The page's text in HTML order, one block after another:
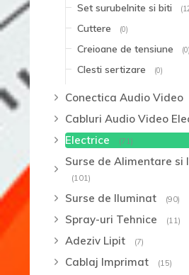
Set surubelnite si biti
Cuttere (0)
Creioane de tensiune (0)
Clesti sertizare (0)
Conectica Audio Video
Cabluri Audio Video
Electrice (71)
Surse de Alimentare si
(101)
Surse de Iluminat (90)
Spray-uri Tehnice (11)
Adeziv Lipit (7)
Cablaj Imprimat (15)